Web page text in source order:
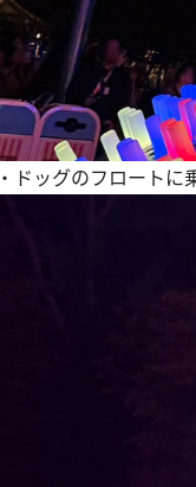
ドッグのフロートに